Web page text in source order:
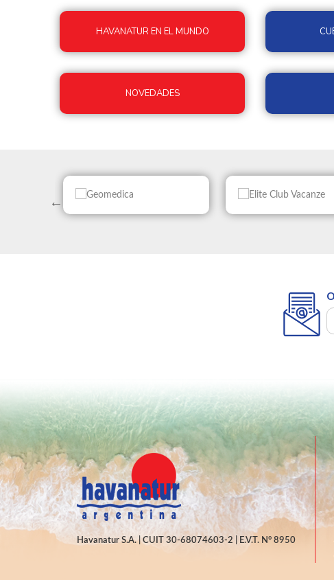
HAVANATUR EN EL MUNDO
NOVEDADES
Havanatur S.A. | CUIT 30-68074603-2 | E.V.T. N° 8950